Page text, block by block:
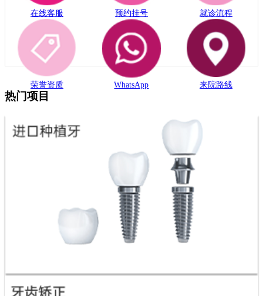
在线客服 预约挂号 就诊流程
荣誉资质 WhatsApp 来院路线
热门项目